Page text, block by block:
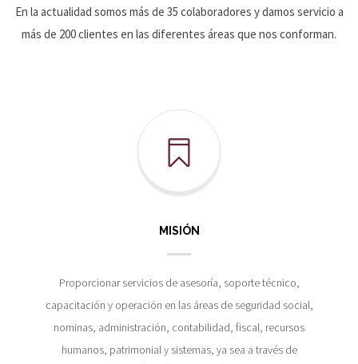
En la actualidad somos más de 35 colaboradores y damos servicio a
más de 200 clientes en las diferentes áreas que nos conforman.
MISIÓN
Proporcionar servicios de asesoría, soporte técnico,
capacitación y operación en las áreas de seguridad social,
nominas, administración, contabilidad, fiscal, recursos
humanos, patrimonial y sistemas, ya sea a través de